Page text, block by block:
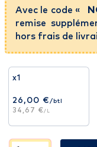
Avec le code «
remise
hors frais de
x1
26,00 €/btl
34,67 €/L